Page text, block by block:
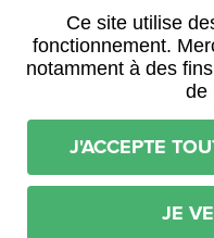
Ce site utilise
fonctionnement.
notamment à des
de
J'ACCEPTE
JE
PRESSE
ACTES
Mentions
Déclaration
Conditions